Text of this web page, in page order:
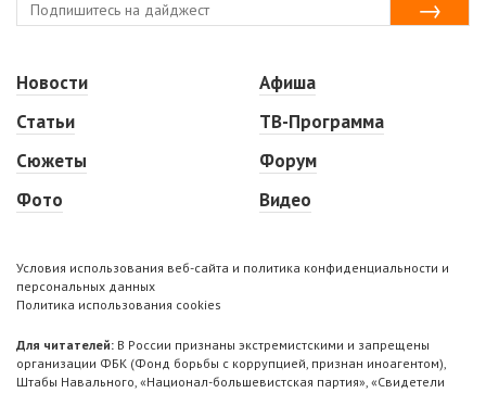
Новости
Статьи
Сюжеты
Фото
Афиша
ТВ-Программа
Форум
Видео
Условия использования веб-сайта и политика конфиденциальности и
персональных данных
Политика использования cookies
Для читателей: В России признаны экстремистскими и запрещены
организации ФБК (Фонд борьбы с коррупцией, признан иноагентом),
Штабы Навального, «Национал-большевистская партия», «Свидетели